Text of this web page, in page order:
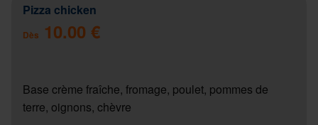
Pizza chicken
Dès 10.00 €
Base crème fraîche, fromage, poulet, pommes de
terre, oignons, chèvre